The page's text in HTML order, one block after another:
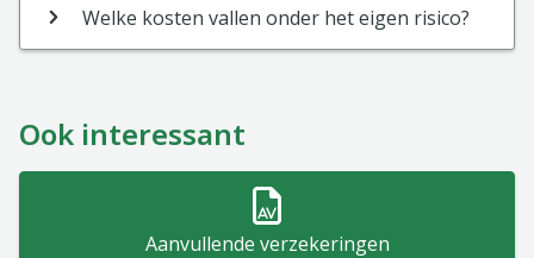
Welke kosten vallen onder het eigen risico?
Ook interessant
Aanvullende verzekeringen